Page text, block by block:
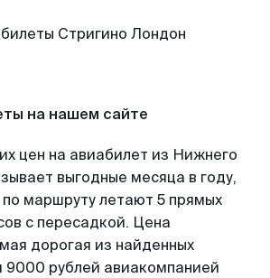
на нашем сайте
цен на авиабилет из Нижнего
выгодные месяца в году,
маршруту летают 5 прямых
с пересадкой. Цена
дорогая из найденных
9000 рублей авиакомпанией